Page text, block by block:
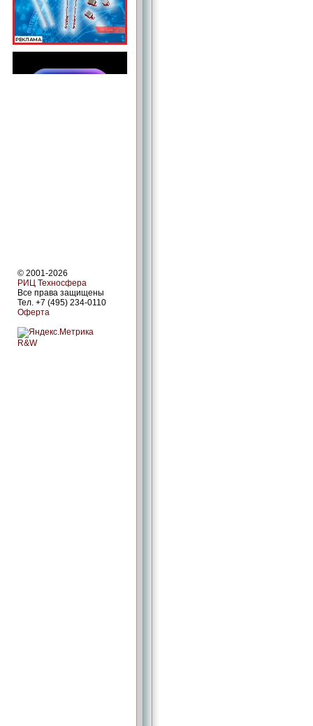
© 2001-2026
РИЦ Техносфера
Все права защищены
Тел. +7 (495) 234-0110
Оферта
R&W